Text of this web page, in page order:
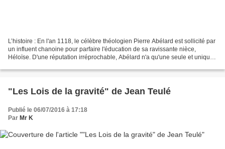
L’histoire : En l'an 1118, le célèbre théologien Pierre Abélard est sollicité par
un influent chanoine pour parfaire l'éducation de sa ravissante nièce,
Héloïse. D'une réputation irréprochable, Abélard n'a qu'une seule et unique
"Les Lois de la gravité" de Jean Teulé
Publié le 06/07/2016 à 17:18
Par Mr K